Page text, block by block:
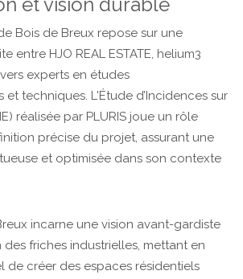
et vision durable
Bois de Breux repose sur une
entre HJO REAL ESTATE, helium3
experts en études
et techniques. L'Étude d’Incidences sur
réalisée par PLURIS joue un rôle
précise du projet, assurant une
et optimisée dans son contexte
incarne une vision avant-gardiste
friches industrielles, mettant en
de créer des espaces résidentiels